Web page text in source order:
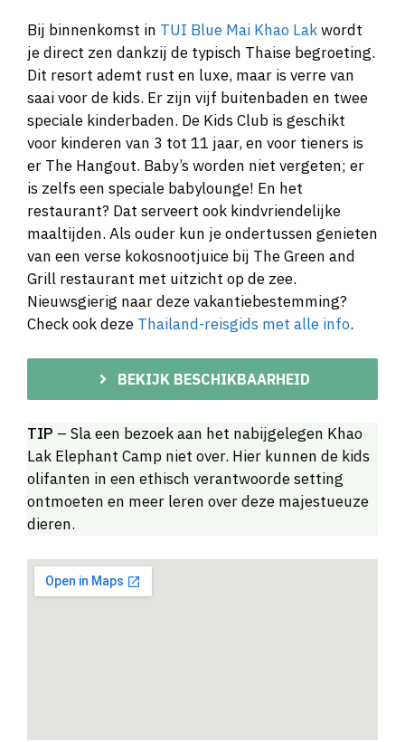
Bij binnenkomst in TUI Blue Mai Khao Lakwordt
je direct zen dankzij de typisch Thaise begroeting.
Dit resort ademt rust en luxe, maar is verre van
saai voor de kids. Er zijn vijf buitenbaden en twee
speciale kinderbaden. De Kids Club is geschikt
voor kinderen van 3 tot 11 jaar, en voor tieners is
er The Hangout. Baby’s worden niet vergeten; er
is zelfs een speciale babylounge! En het
restaurant? Dat serveert ook kindvriendelijke
maaltijden. Als ouder kun je ondertussen genieten
van een verse kokosnootjuice bij The Green and
Grill restaurant met uitzicht op de zee.
Nieuwsgierig naar deze vakantiebestemming?
Check ook deze Thailand-reisgids met alle info.
BEKIJK BESCHIKBAARHEID
TIP – Sla een bezoek aan het nabijgelegen Khao
Lak Elephant Camp niet over. Hier kunnen de kids
olifanten in een ethisch verantwoorde setting
ontmoeten en meer leren over deze majestueuze
dieren.